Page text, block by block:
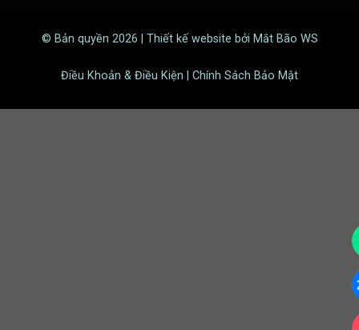
© Bản quyền 2026 | Thiết kế website bởi Mắt Bão WS
Điều Khoản & Điều Kiện | Chính Sách Bảo Mật